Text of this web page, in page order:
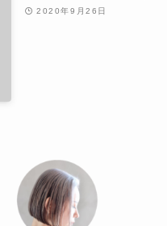
2020年9月26日